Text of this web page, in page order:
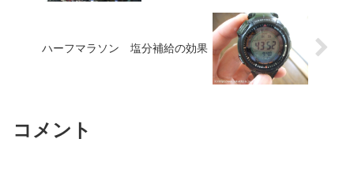
ハーフマラソン 塩分補給の効果
コメント